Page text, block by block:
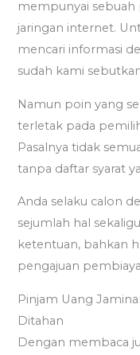
mempunyai
jaringan internet.
mencari informasi
sudah kami
Namun poin yang
terletak pada
Pasalnya tidak
tanpa daftar syarat
Anda selaku calon
sejumlah hal
ketentuan, bahkan
pengajuan
Pinjam Uang
Ditahan
Dengan membaca